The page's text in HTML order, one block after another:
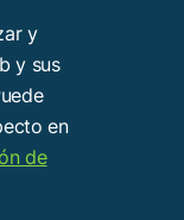
y
y sus
en
de